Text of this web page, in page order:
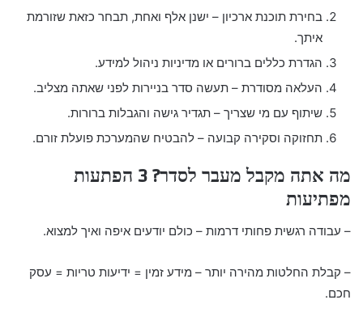
בחירת תוכנת ארכיון – ישנן אלף ואחת, תבחר כזאת שזורמת
איתך.
הגדרת כללים ברורים או מדיניות ניהול למידע.
העלאה מסודרת – תעשה סדר בניירות לפני שאתה מצליב.
שיתוף עם מי שצריך – תגדיר גישה והגבלות ברורות.
תחזוקה וסקירה קבועה – להבטיח שהמערכת פועלת זורם.
מה אתה מקבל מעבר לסדר? 3 הפתעות
מפתיעות
– עבודה רגשית פחותי דרמות – כולם יודעים איפה ואיך למצוא.
– קבלת החלטות מהירה יותר – מידע זמין = ידיעות טריות = עסק
חכם.